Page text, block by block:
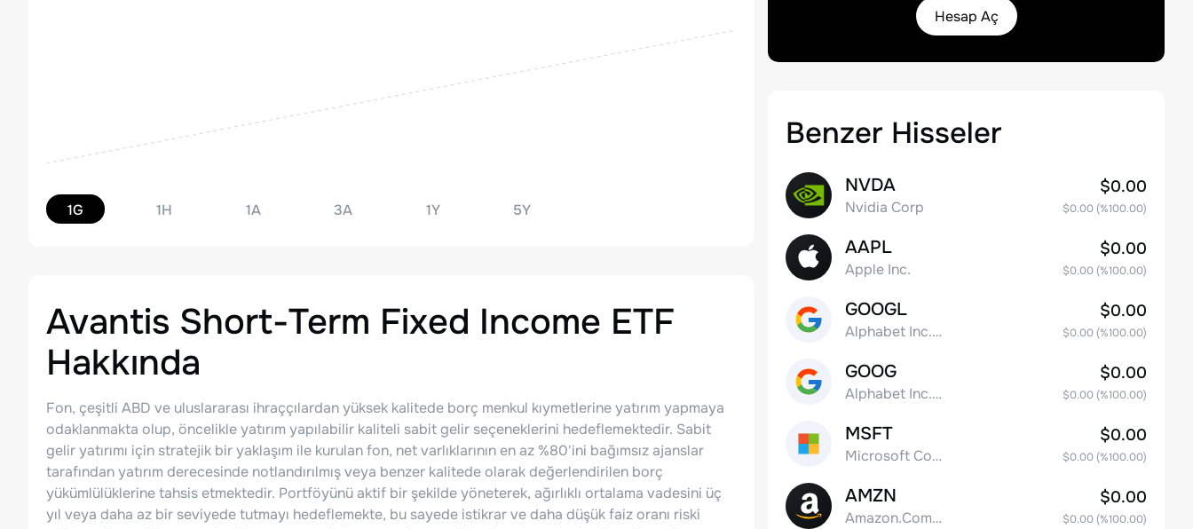
1G 1H 1A 3A 1Y 5Y
Avantis Short-Term Fixed Income ETF
Hakkında
Fon, çeşitli ABD ve uluslararası ihraççılardan yüksek kalitede borç menkul kıymetlerine yatırım yapmaya
odaklanmakta olup, öncelikle yatırım yapılabilir kaliteli sabit gelir seçeneklerini hedeflemektedir. Sabit
gelir yatırımı için stratejik bir yaklaşım ile kurulan fon, net varlıklarının en az %80'ini bağımsız ajanslar
tarafından yatırım derecesinde notlandırılmış veya benzer kalitede olarak değerlendirilen borç
yükümlülüklerine tahsis etmektedir. Portföyünü aktif bir şekilde yöneterek, ağırlıklı ortalama vadesini üç
yıl veya daha az bir seviyede tutmayı hedeflemekte, bu sayede istikrar ve daha düşük faiz oranı riski
Hesap Aç
Benzer Hisseler
NVDA
Nvidia Corp
$0.00
$0.00(%100.00)
AAPL
Apple Inc.
$0.00
$0.00(%100.00)
GOOGL
Alphabet Inc. Class A Common Stock
$0.00
$0.00(%100.00)
GOOG
Alphabet Inc. Class C Capital Stock
$0.00
$0.00(%100.00)
MSFT
Microsoft Corp
$0.00
$0.00(%100.00)
AMZN
Amazon.Com Inc
$0.00
$0.00(%100.00)